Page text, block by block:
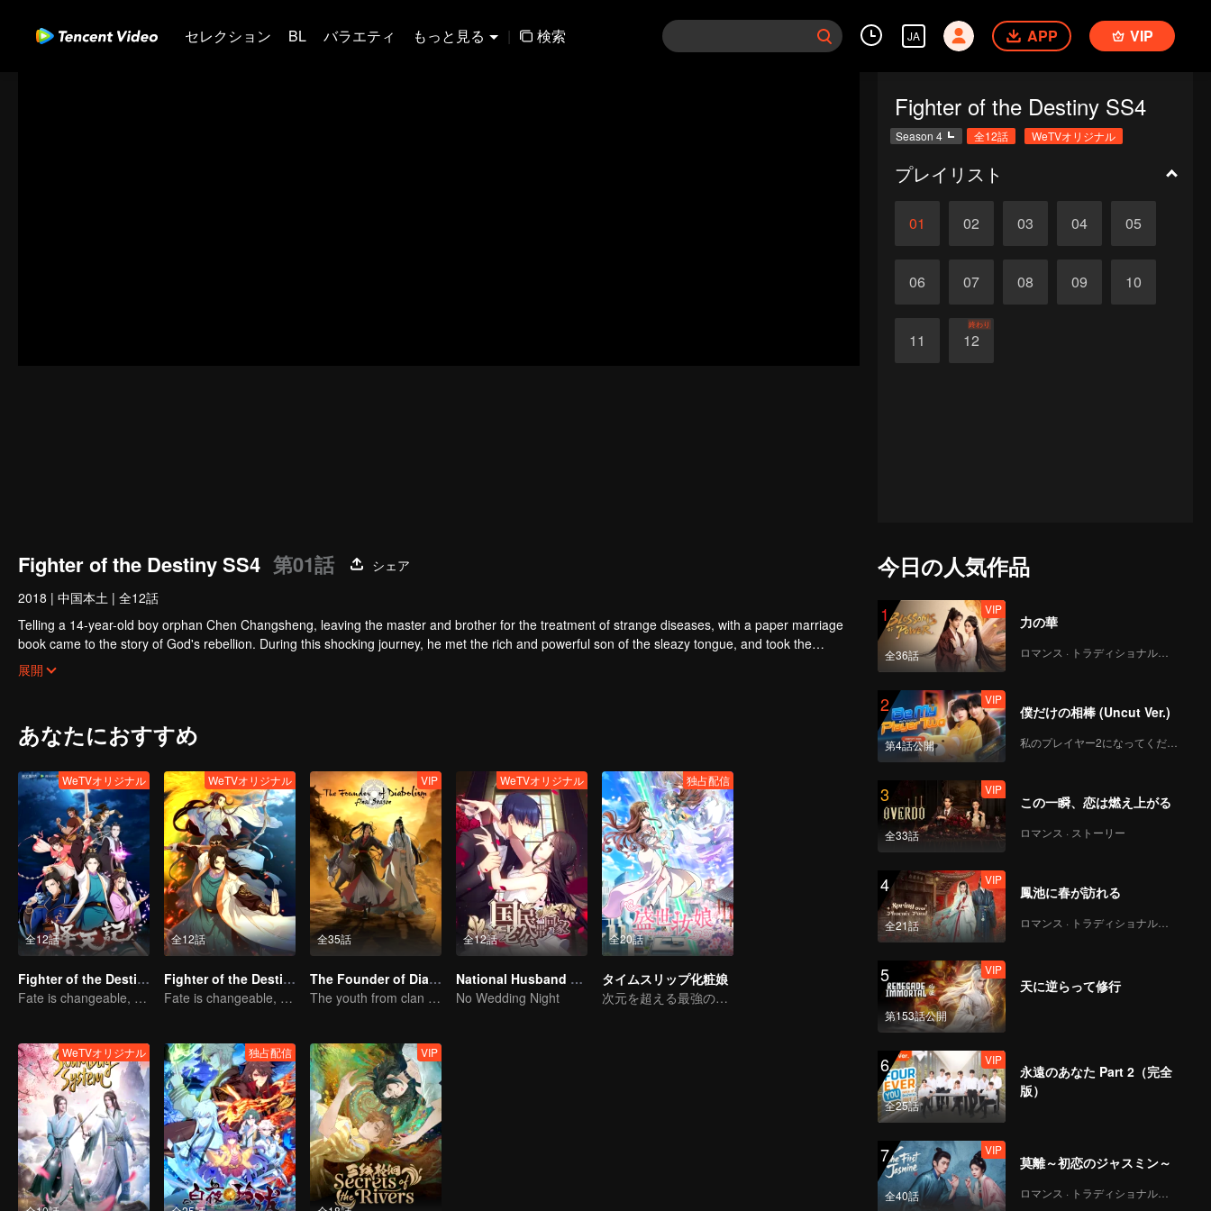
セレクション BL バラエティ もっと見る | 検索 JA APP VIP
Fighter of the Destiny SS4
Season 4 全12話 WeTVオリジナル
プレイリスト
01 02 03 04 05
06 07 08 09 10
11 12
終わり
Fighter of the Destiny SS4 第01話
シェア
2018 | 中国本土 | 全12話
Telling a 14-year-old boy orphan Chen Changsheng, leaving the master and brother for the treatment of strange diseases, with a paper marriage
book came to the story of God's rebellion. During this shocking journey, he met the rich and powerful son of the sleazy tongue, and took the
mysterious and lovely girl as a disciple, forced to fight with others, fight with the dragon, and fight with the heavens.
展開
あなたにおすすめ
全12話
WeTVオリジナル
Fighter of the Destiny SS2
Fate is changeable, change one's fate against heaven
全12話
WeTVオリジナル
Fighter of the Destiny SS3
Fate is changeable, change one's fate against heaven
全35話
VIP
The Founder of Diabolism
The youth from clan of cultivators killed the devils for the others
全12話
WeTVオリジナル
National Husband Bring Home SS1
No Wedding Night
全20話
独占配信
タイムスリップ化粧娘
次元を超える最強の口コミ宣伝ガイド
WeTVオリジナル 独占配信 VIP
今日の人気作品
1
全36話
VIP
力の華
ロマンス · トラディショナル・コスチューム
2
第4話公開
VIP
僕だけの相棒 (Uncut Ver.)
私のプレイヤー2になってください
3
全33話
VIP
この一瞬、恋は燃え上がる
ロマンス · ストーリー
4
全21話
VIP
鳳池に春が訪れる
ロマンス · トラディショナル・コスチューム
5
第153話公開
VIP
天に逆らって修行
6
全25話
VIP
永遠のあなた Part 2（完全
版）
7
全40話
VIP
莫離～初恋のジャスミン～
ロマンス · トラディショナル・コスチューム